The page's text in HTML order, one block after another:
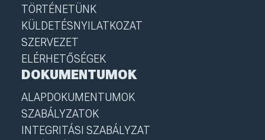
TÖRTÉNETÜNK
KÜLDETÉSNYILATKOZAT
SZERVEZET
ELÉRHETŐSÉGEK
DOKUMENTUMOK
ALAPDOKUMENTUMOK
SZABÁLYZATOK
INTEGRITÁSI SZABÁLYZAT